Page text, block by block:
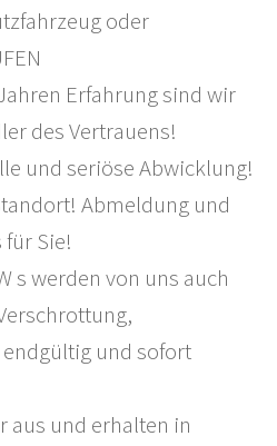
oder
Erfahrung sind wir
des Vertrauens!
und seriöse Abwicklung!
Abmeldung und
Sie!
s werden von uns auch
und sofort
aus und erhalten in